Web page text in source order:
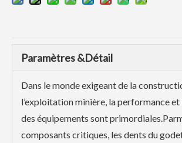
Paramètres &Détail
Dans le monde exigeant de la
l’exploitation minière, la performance
des équipements sont
composants critiques, les dents du